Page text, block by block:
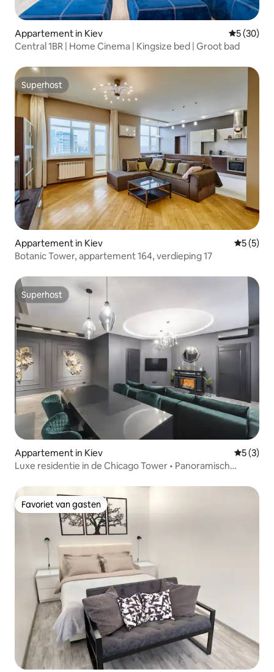
Appartement in Kiev
5 (30)
Central 1BR | Home Cinema | Kingsize bed | Groot bad
Superhost
Superhost
Appartement in Kiev
5 (5)
Botanic Tower, appartement 164, verdieping 17
Superhost
Superhost
Appartement in Kiev
5 (3)
Luxe residentie in de Chicago Tower • Panoramisch
Favoriet van gasten
Favoriet van gasten